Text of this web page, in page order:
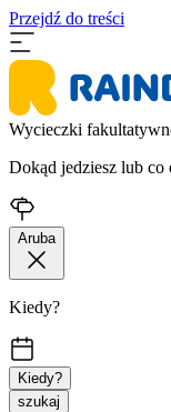
Przejdź do treści
Wycieczki
Dokąd jedziesz lub co
Aruba
Kiedy?
Kiedy?
szukaj